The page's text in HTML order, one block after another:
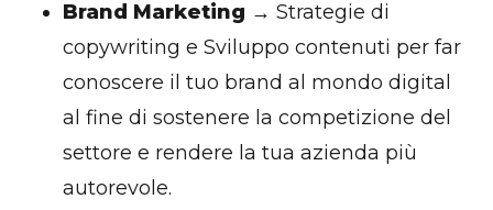
Brand Marketing → Strategie di
copywriting e Sviluppo contenuti per far
conoscere il tuo brand al mondo digital
al fine di sostenere la competizione del
settore e rendere la tua azienda più
autorevole.